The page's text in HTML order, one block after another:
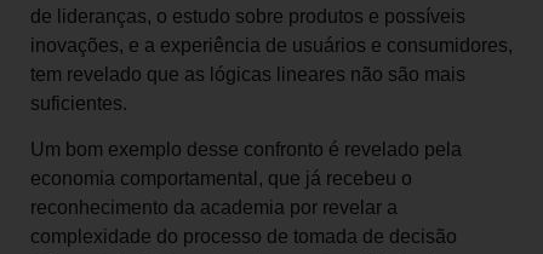
de lideranças, o estudo sobre produtos e possíveis
inovações, e a experiência de usuários e consumidores,
tem revelado que as lógicas lineares não são mais
suficientes.
Um bom exemplo desse confronto é revelado pela
economia comportamental, que já recebeu o
reconhecimento da academia por revelar a
complexidade do processo de tomada de decisão